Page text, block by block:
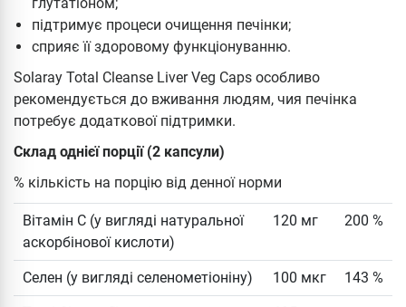
глутатіоном;
підтримує процеси очищення печінки;
сприяє її здоровому функціонуванню.
Solaray Total Cleanse Liver Veg Caps особливо
рекомендується до вживання людям, чия печінка
потребує додаткової підтримки.
Склад однієї порції (2 капсули)
% кількість на порцію від денної норми
Вітамін C (у вигляді натуральної
аскорбінової кислоти)
120 мг 200 %
Селен (у вигляді селенометіоніну) 100 мкг 143 %